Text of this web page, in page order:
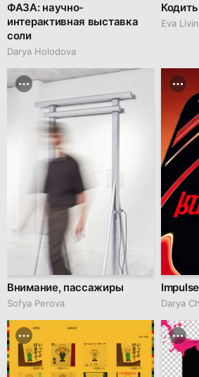
ФАЗА: научно-
интерактивная выставка
соли
Darya Holodova
Eva
Внимание, пассажиры
Sofya Perova
Impulse
Darya